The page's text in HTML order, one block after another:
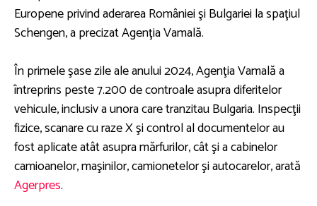
Europene privind aderarea României şi Bulgariei la spaţiul
Schengen, a precizat Agenţia Vamală.
În primele şase zile ale anului 2024, Agenţia Vamală a
întreprins peste 7.200 de controale asupra diferitelor
vehicule, inclusiv a unora care tranzitau Bulgaria. Inspecţii
fizice, scanare cu raze X şi control al documentelor au
fost aplicate atât asupra mărfurilor, cât şi a cabinelor
camioanelor, maşinilor, camionetelor şi autocarelor, arată
Agerpres.